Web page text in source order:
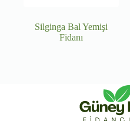
Silginga Bal Yemişi
Fidanı